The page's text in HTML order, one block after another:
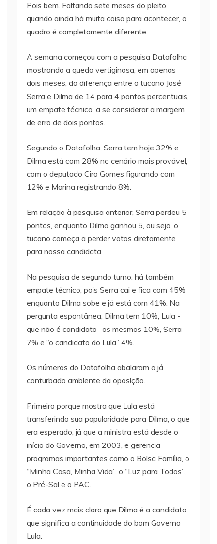
Pois bem. Faltando sete meses do pleito,
quando ainda há muita coisa para acontecer, o
quadro é completamente diferente.
A semana começou com a pesquisa Datafolha
mostrando a queda vertiginosa, em apenas
dois meses, da diferença entre o tucano José
Serra e Dilma de 14 para 4 pontos percentuais,
um empate técnico, a se considerar a margem
de erro de dois pontos.
Segundo o Datafolha, Serra tem hoje 32% e
Dilma está com 28% no cenário mais provável,
com o deputado Ciro Gomes figurando com
12% e Marina registrando 8%.
Em relação à pesquisa anterior, Serra perdeu 5
pontos, enquanto Dilma ganhou 5, ou seja, o
tucano começa a perder votos diretamente
para nossa candidata.
Na pesquisa de segundo turno, há também
empate técnico, pois Serra cai e fica com 45%
enquanto Dilma sobe e já está com 41%. Na
pergunta espontânea, Dilma tem 10%, Lula -
que não é candidato- os mesmos 10%, Serra
7% e “o candidato do Lula” 4%.
Os números do Datafolha abalaram o já
conturbado ambiente da oposição.
Primeiro porque mostra que Lula está
transferindo sua popularidade para Dilma, o que
era esperado, já que a ministra está desde o
início do Governo, em 2003, e gerencia
programas importantes como o Bolsa Família, o
“Minha Casa, Minha Vida”, o “Luz para Todos”,
o Pré-Sal e o PAC.
É cada vez mais claro que Dilma é a candidata
que significa a continuidade do bom Governo
Lula.